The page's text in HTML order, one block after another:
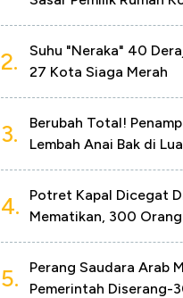
2.
Suhu "Neraka" 40
27 Kota Siaga Merah
3.
Berubah Total!
Lembah Anai Bak di
4.
Potret Kapal Dicegat
Mematikan, 300
5.
Perang Saudara Arab
Pemerintah Diserang-